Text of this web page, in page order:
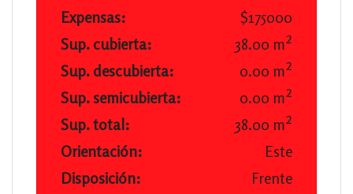
Expensas:
$175000
Sup. cubierta:
38.00 m²
Sup. descubierta:
0.00 m²
Sup. semicubierta:
0.00 m²
Sup. total:
38.00 m²
Orientación:
Este
Disposición:
Frente